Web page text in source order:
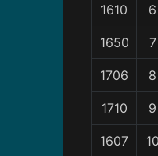
1610 6
1650 7
1706 8
1710 9
1607 10